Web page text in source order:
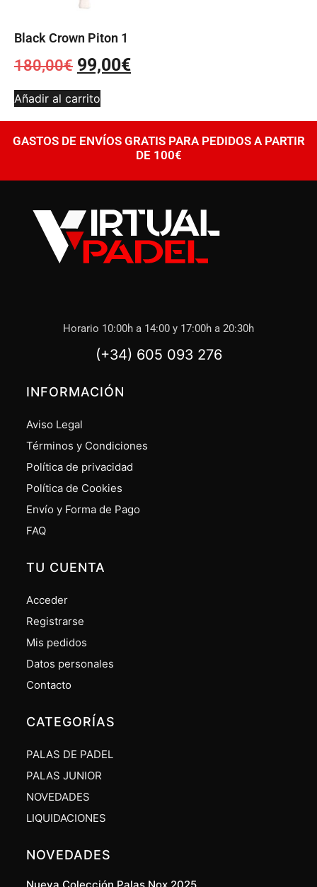
Black Crown Piton 1
180,00€ 99,00€
Añadir al carrito
GASTOS DE ENVÍOS GRATIS PARA PEDIDOS A PARTIR
DE 100€
Horario 10:00h a 14:00 y 17:00h a 20:30h
(+34) 605 093 276
INFORMACIÓN
Aviso Legal
Términos y Condiciones
Política de privacidad
Política de Cookies
Envío y Forma de Pago
FAQ
TU CUENTA
Acceder
Registrarse
Mis pedidos
Datos personales
Contacto
CATEGORÍAS
PALAS DE PADEL
PALAS JUNIOR
NOVEDADES
LIQUIDACIONES
NOVEDADES